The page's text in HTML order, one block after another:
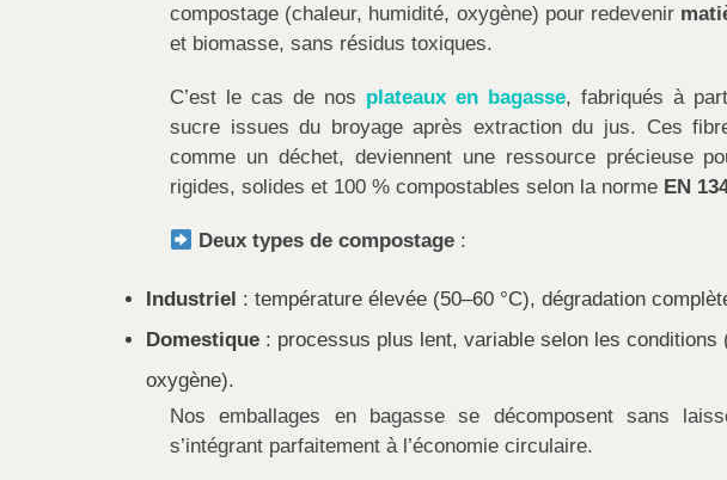
compostage (chaleur, humidité, oxygène) pour redevenir
et biomasse, sans résidus toxiques.
C’est le cas de nos plateaux en bagasse, fabriqués à
sucre issues du broyage après extraction du jus. Ces
comme un déchet, deviennent une ressource précieuse
rigides, solides et 100 % compostables selon la norme EN
Deux types de compostage :
Industriel : température élevée (50–60 °C), dégradation
Domestique : processus plus lent, variable selon les conditions
oxygène).
Nos emballages en bagasse se décomposent sans
s’intégrant parfaitement à l’économie circulaire.